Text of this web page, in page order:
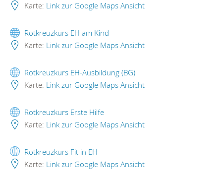
Karte: Link zur Google Maps Ansicht
Rotkreuzkurs EH am Kind
Karte: Link zur Google Maps Ansicht
Rotkreuzkurs EH-Ausbildung (BG)
Karte: Link zur Google Maps Ansicht
Rotkreuzkurs Erste Hilfe
Karte: Link zur Google Maps Ansicht
Rotkreuzkurs Fit in EH
Karte: Link zur Google Maps Ansicht